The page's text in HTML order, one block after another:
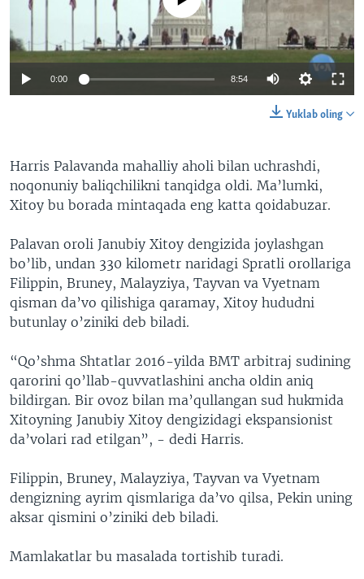
0:00 8:54
Yuklab oling
Harris Palavanda mahalliy aholi bilan uchrashdi,
noqonuniy baliqchilikni tanqidga oldi. Ma’lumki,
Xitoy bu borada mintaqada eng katta qoidabuzar.
Palavan oroli Janubiy Xitoy dengizida joylashgan
bo’lib, undan 330 kilometr naridagi Spratli orollariga
Filippin, Bruney, Malayziya, Tayvan va Vyetnam
qisman da’vo qilishiga qaramay, Xitoy hududni
butunlay o’ziniki deb biladi.
“Qo’shma Shtatlar 2016-yilda BMT arbitraj sudining
qarorini qo’llab-quvvatlashini ancha oldin aniq
bildirgan. Bir ovoz bilan ma’qullangan sud hukmida
Xitoyning Janubiy Xitoy dengizidagi ekspansionist
da’volari rad etilgan”, - dedi Harris.
Filippin, Bruney, Malayziya, Tayvan va Vyetnam
dengizning ayrim qismlariga da’vo qilsa, Pekin uning
aksar qismini o’ziniki deb biladi.
Mamlakatlar bu masalada tortishib turadi.